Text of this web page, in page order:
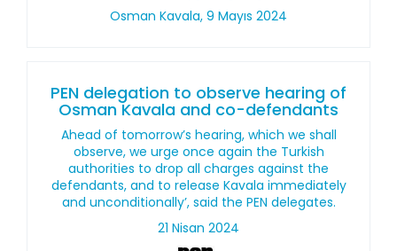
Osman Kavala, 9 Mayıs 2024
PEN delegation to observe hearing of
Osman Kavala and co-defendants
Ahead of tomorrow’s hearing, which we shall
observe, we urge once again the Turkish
authorities to drop all charges against the
defendants, and to release Kavala immediately
and unconditionally’, said the PEN delegates.
21 Nisan 2024